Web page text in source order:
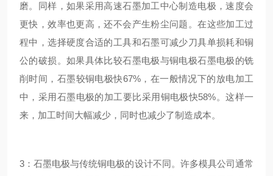
磨。同样，如果采用高速石墨加工中心制造电极，速度会
更快，效率也更高，还不会产生粉尘问题。在这些加工过
程中，选择硬度合适的工具和石墨可减少刀具单损耗和铜
公的破损。如果具体比较石墨电极与铜电极石墨电极的铣
削时间，石墨较铜电极快67%，在一般情况下的放电加工
中，采用石墨电极的加工要比采用铜电极快58%。这样一
来，加工时间大幅减少，同时也减少了制造成本。
3：石墨电极与传统铜电极的设计不同。许多模具公司通常